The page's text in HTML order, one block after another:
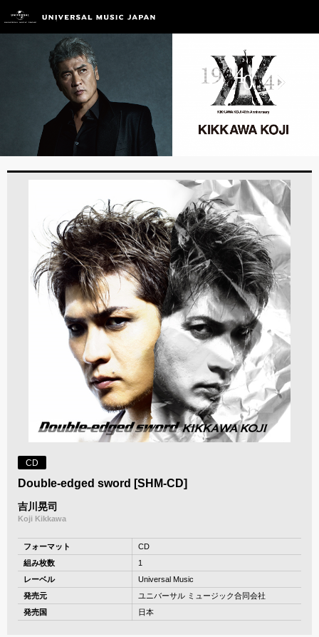
CD
Double-edged sword [SHM-CD]
吉川晃司
Koji Kikkawa
フォーマット
CD
組み枚数
1
レーベル
Universal Music
発売元
ユニバーサル ミュージック合同会社
発売国
日本